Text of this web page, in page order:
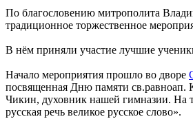
По благословению митрополита
традиционное торжественное
В нём приняли участие лучшие
Начало мероприятия прошло во дворе
посвященная Дню памяти
Чикин, духовник нашей гимназии. На
русская речь великое русское слово».